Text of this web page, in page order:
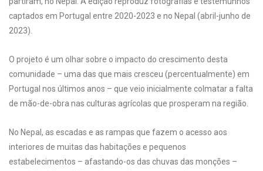
captados em Portugal entre 2020-2023 e no Nepal (abril-junho de
2023).
O projeto é um olhar sobre o impacto do crescimento desta
comunidade – uma das que mais cresceu (percentualmente) em
Portugal nos últimos anos – que veio inicialmente colmatar a falta
de mão-de-obra nas culturas agrícolas que prosperam na região.
No Nepal, as escadas e as rampas que fazem o acesso aos
interiores de muitas das habitações e pequenos
estabelecimentos – afastando-os das chuvas das monções –